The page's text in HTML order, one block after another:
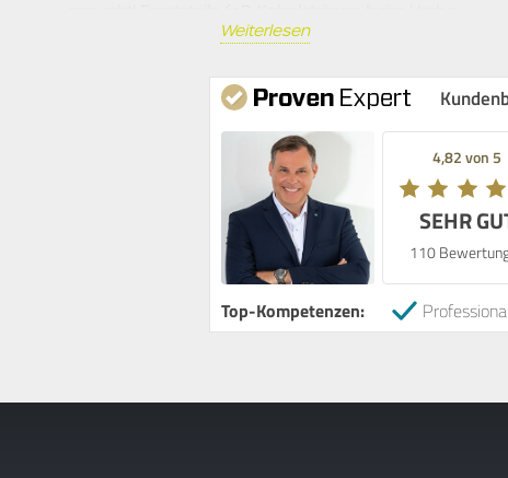
einer Link-Box in ein anderes Fahrzeug) sind auf
Telematik-Partner nur sehr gute Erfahrungen
gemacht und können sie nur empfehlen!
Weiterlesen
4,82 von 5
SEHR
110
Top-Kompetenzen: